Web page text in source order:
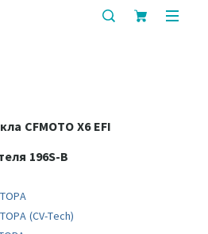
показать
CFMOTO X6 EFI
196S-B
(CV-Tech)